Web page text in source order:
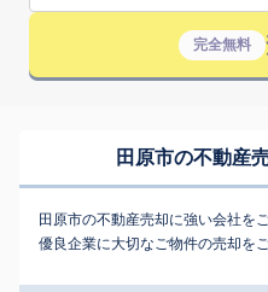
完全無料
田原市の不動産
田原市の不動産売却に強い会社を
優良企業に大切なご物件の売却を